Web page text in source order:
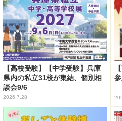
【高校受験】【中学受験】兵庫
県内の私立31校が集結、個別相
談会9/6
2026.7.28